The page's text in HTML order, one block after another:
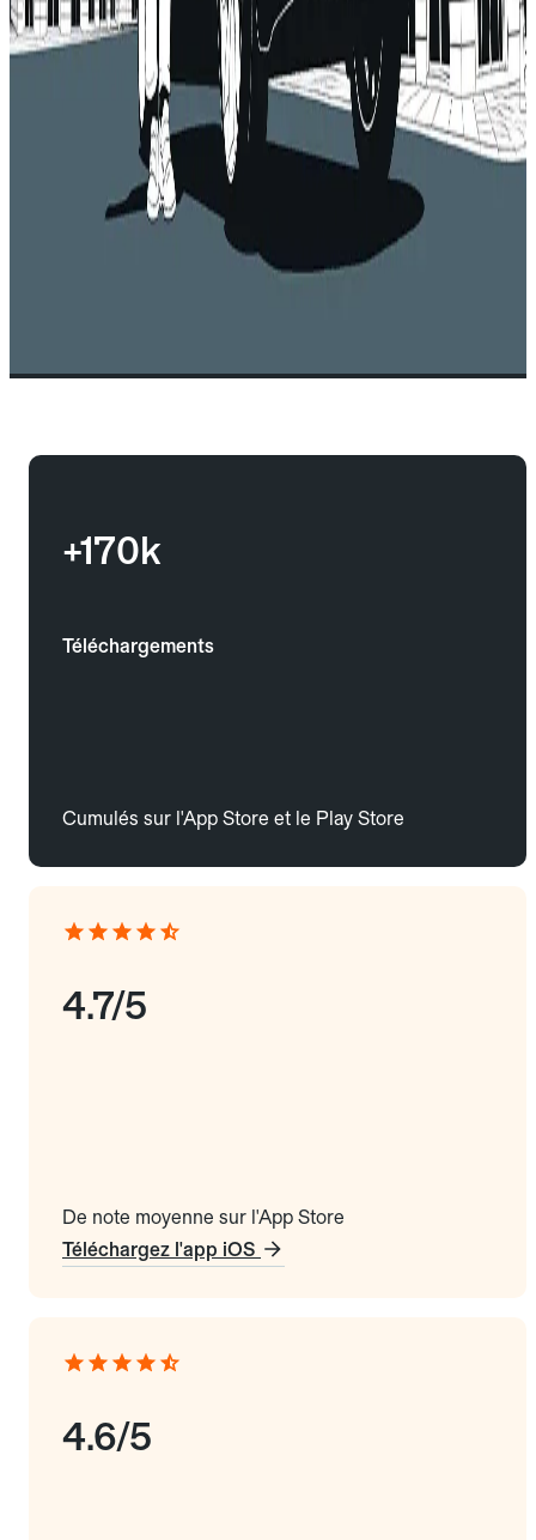
+170k
Téléchargements
Cumulés sur l'App Store et le Play Store
4.7/5
De note moyenne sur l'App Store
Téléchargez l'app iOS
4.6/5